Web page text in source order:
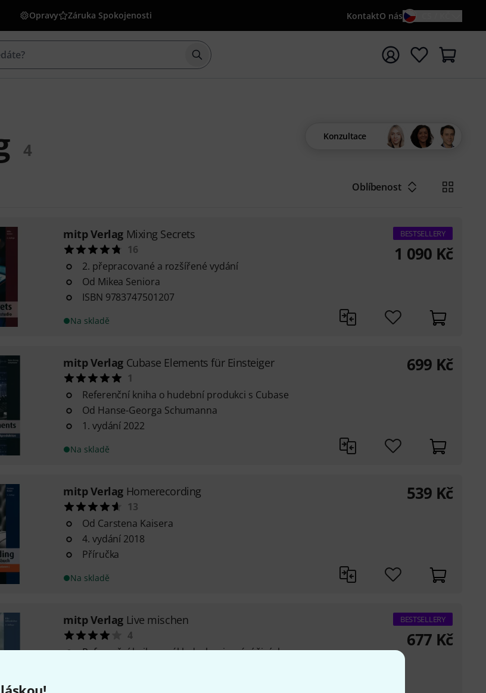
Opravy Záruka Spokojenosti KontaktO nás
Začít vyhledávání s vyhledávaným výrazem {searchTerm}
4
Konzultace
Oblíbenost
mitp Verlag Mixing Secrets
16
2. přepracované a rozšířené vydání
Od Mikea Seniora
ISBN 9783747501207
Na skladě
BESTSELLERY
1 090 Kč
mitp Verlag Cubase Elements für Einsteiger
1
Referenční kniha o hudební produkci s Cubase
Od Hanse-Georga Schumanna
1. vydání 2022
Na skladě
699 Kč
mitp Verlag Homerecording
13
Od Carstena Kaisera
4. vydání 2018
Příručka
Na skladě
539 Kč
mitp Verlag Live mischen
4
Referenční kniha o základech mixování živých
BESTSELLERY
677 Kč